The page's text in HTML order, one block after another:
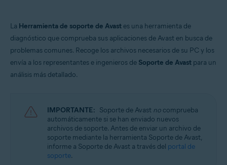
Productos:
Avast One 23.x para Windows
Avast SecureLine VPN 5.x para Windows
Avast Cleanup Premium 23.x para Windows
Avast AntiTrack 3.x para Windows
Sistemas operativos:
Microsoft Windows 11 Home/Pro/Enterprise/Education
Microsoft Windows 10 Home/Pro/Enterprise/Education - 32 o 64 bits
Microsoft Windows 8.1/Pro/Enterprise - 32 o 64 bits
La Herramienta de soporte de Avast es una herramienta de
diagnóstico que comprueba sus aplicaciones de Avast en busca de
problemas comunes. Recoge los archivos necesarios de su PC y los
envía a los representantes e ingenieros de Soporte de Avast para un
análisis más detallado.
IMPORTANTE: Soporte de Avast no comprueba
automáticamente si se han enviado nuevos
archivos de soporte. Antes de enviar un archivo de
soporte mediante la herramienta Soporte de Avast,
informe a Soporte de Avast a través del portal de
soporte.